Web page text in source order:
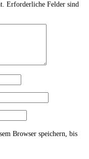
Erforderliche Felder sind
Browser speichern, bis